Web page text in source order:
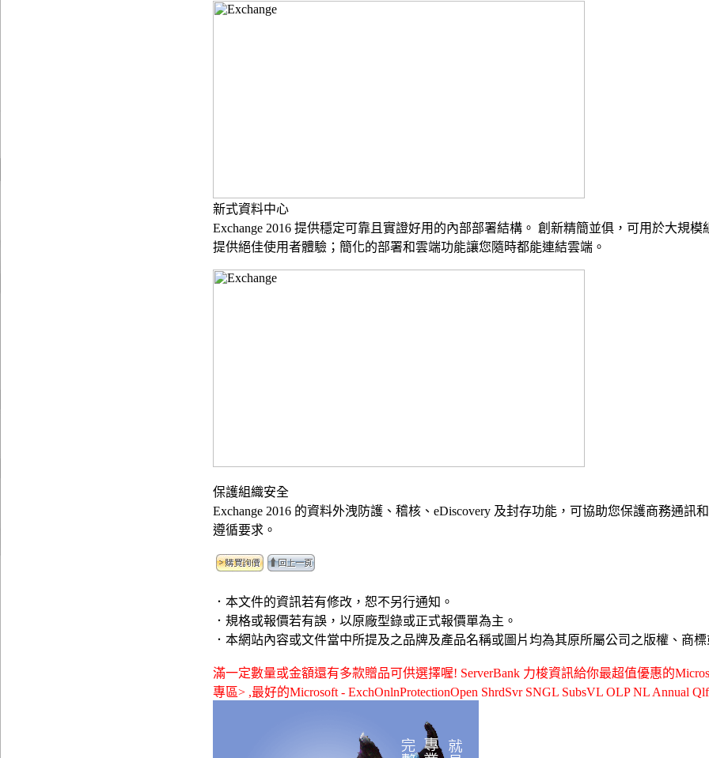
新式資料中心
Exchange 2016 提供穩定可靠且實證好用的內部部署結構。 創新精簡並俱，可用於大規模
提供絕佳使用者體驗；簡化的部署和雲端功能讓您隨時都能連結雲端。
保護組織安全
Exchange 2016 的資料外洩防護、稽核、eDiscovery 及封存功能，可協助您保護商務通訊
遵循要求。
．本文件的資訊若有修改，恕不另行通知。
．規格或報價若有誤，以原廠型錄或正式報價單為主。
．本網站內容或文件當中所提及之品牌及產品名稱或圖片均為其原所屬公司之版權、商標
滿一定數量或金額還有多款贈品可供選擇喔! ServerBank 力梭資訊給你最超值優惠的
專區> ,最好的Microsoft - ExchOnlnProtectionOpen ShrdSvr SNGL SubsVL OLP NL Annual